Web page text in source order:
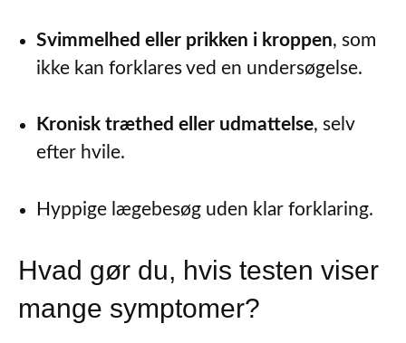
Svimmelhed eller prikken i kroppen, som
ikke kan forklares ved en undersøgelse.
Kronisk træthed eller udmattelse, selv
efter hvile.
Hyppige lægebesøg uden klar forklaring.
Hvad gør du, hvis testen viser
mange symptomer?